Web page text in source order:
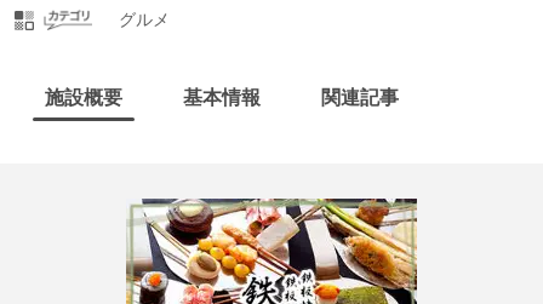
グルメ
施設概要 基本情報 関連記事